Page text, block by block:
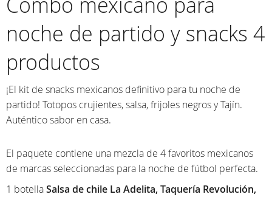
noche de partido y snacks 4
productos
¡El kit de snacks mexicanos definitivo para tu noche de
partido! Totopos crujientes, salsa, frijoles negros y Tajín.
Auténtico sabor en casa.
El paquete contiene una mezcla de 4 favoritos mexicanos
de marcas seleccionadas para la noche de fútbol perfecta.
1 botellaSalsa de chile La Adelita, Taquería Revolución,